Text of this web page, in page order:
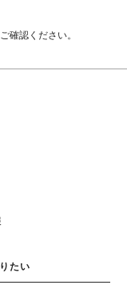
確認ください。
たい